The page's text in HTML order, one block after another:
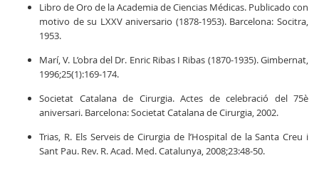
Libro de Oro de la Academia de Ciencias Médicas. Publicado con
motivo de su LXXV aniversario (1878-1953). Barcelona: Socitra,
1953.
Marí, V. L’obra del Dr. Enric Ribas I Ribas (1870-1935). Gimbernat,
1996;25(1):169-174.
Societat Catalana de Cirurgia. Actes de celebració del 75è
aniversari. Barcelona: Societat Catalana de Cirurgia, 2002.
Trias, R. Els Serveis de Cirurgia de l’Hospital de la Santa Creu i
Sant Pau. Rev. R. Acad. Med. Catalunya, 2008;23:48-50.